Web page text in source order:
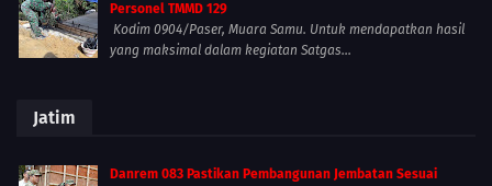
Personel TMMD 129
Kodim 0904/Paser, Muara Samu. Untuk mendapatkan hasil
yang maksimal dalam kegiatan Satgas...
Jatim
Danrem 083 Pastikan Pembangunan Jembatan Sesuai